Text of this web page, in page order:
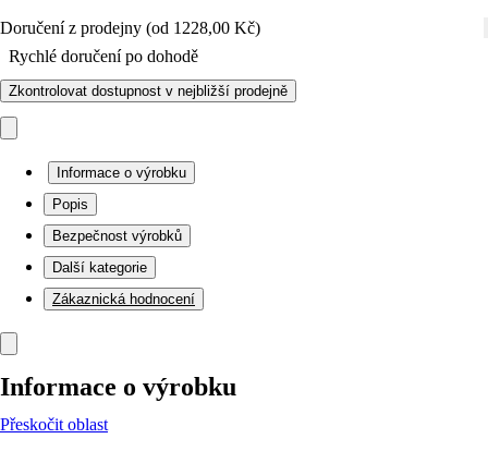
Doručení z prodejny (od 1228,00 Kč)
Rychlé doručení po dohodě
Zkontrolovat dostupnost v nejbližší prodejně
Informace o výrobku
Popis
Bezpečnost výrobků
Další kategorie
Zákaznická hodnocení
Informace o výrobku
Přeskočit oblast